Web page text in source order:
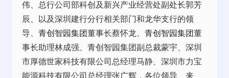
伟、总行公司部科创及新兴产业经营处副处长郭芳
辰、以及深圳建行分行相关部门和龙华支行的领
导、青创智园集团董事长蔡怀龙、青创智园集团董
事长助理林成强、青创智园集团副总裁蒙宇、深圳
市厚德世家科技有限公司总经理马静、深圳市力宝
能源科技有限公司总经理张广辉，各位领导、来